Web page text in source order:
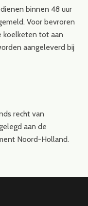
binnen 48 uur
Voor bevroren
koelketen tot aan
aangeleverd bij
recht van
aan de
Noord-Holland.